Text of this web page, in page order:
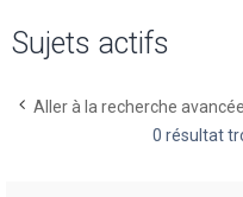
Sujets actifs
Aller à la recherche avancée
0 résultat